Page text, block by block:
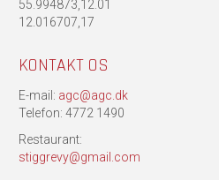
55.994873,12.01
12.016707,17
KONTAKT OS
E-mail: agc@agc.dk
Telefon: 4772 1490
Restaurant:
stiggrevy@gmail.com